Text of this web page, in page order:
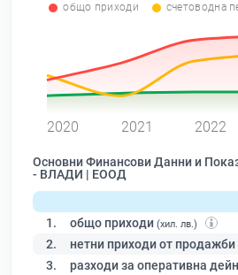
общо приходи счетоводна
2020 2021 2022
Основни Финансови Данни и
- ВЛАДИ | ЕООД
1. общо приходи (хил. лв.)
2. нетни приходи от продажби
3. разходи за оперативна